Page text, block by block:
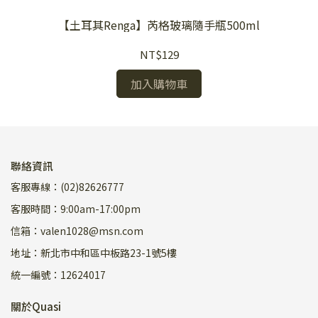
【土耳其Renga】芮格玻璃隨手瓶500ml
NT$129
加入購物車
聯絡資訊
客服專線：(02)82626777
客服時間：9:00am-17:00pm
信箱：valen1028@msn.com
地址：新北市中和區中板路23-1號5樓
統一編號：12624017
關於Quasi